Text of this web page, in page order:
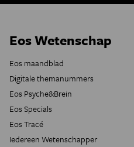
Eos Wetenschap
Eos maandblad
Digitale themanummers
Eos Psyche&Brein
Eos Specials
Eos Tracé
Iedereen Wetenschapper